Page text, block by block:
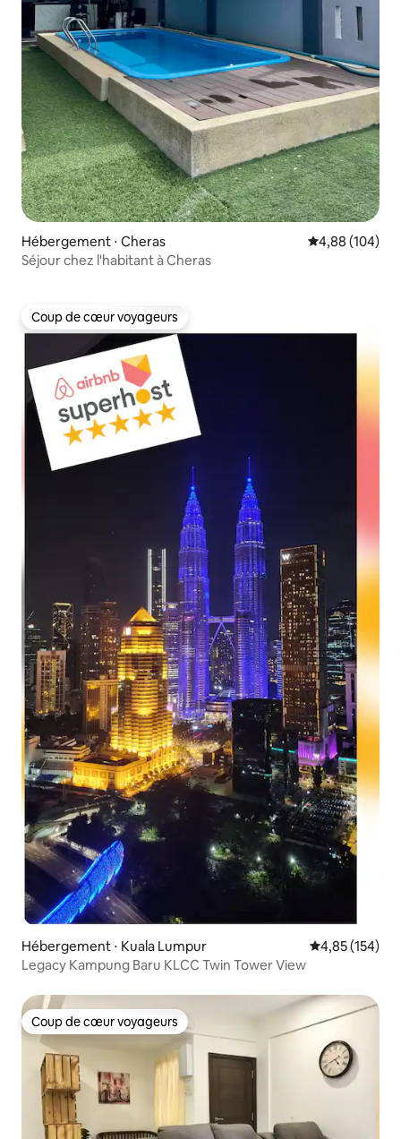
Hébergement ⋅ Cheras Évaluation
4,88 (104)
Séjour chez l'habitant à Cheras
Coup de cœur voyageurs
Coup de cœur voyageurs
Hébergement ⋅ Kuala Lumpur Évaluation
4,85 (154)
Legacy Kampung Baru KLCC Twin Tower View
Coup de cœur voyageurs
Coup de cœur voyageurs